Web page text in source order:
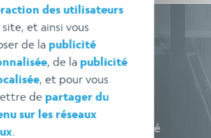
l'alerte pour rester informé
des utilisateurs
site, et ainsi vous
de la publicité
, de la publicité
, et pour vous
de partager du
sur les réseaux